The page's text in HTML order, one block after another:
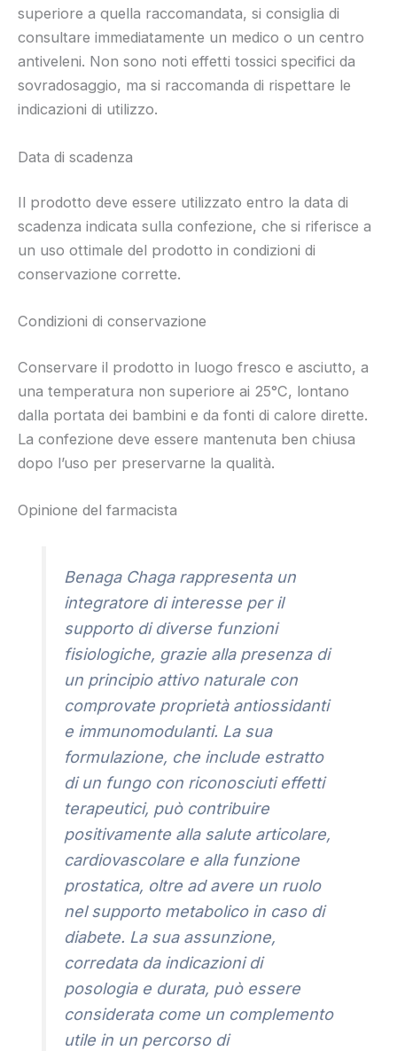
superiore a quella raccomandata, si consiglia di
consultare immediatamente un medico o un centro
antiveleni. Non sono noti effetti tossici specifici da
sovradosaggio, ma si raccomanda di rispettare le
indicazioni di utilizzo.
Data di scadenza
Il prodotto deve essere utilizzato entro la data di
scadenza indicata sulla confezione, che si riferisce a
un uso ottimale del prodotto in condizioni di
conservazione corrette.
Condizioni di conservazione
Conservare il prodotto in luogo fresco e asciutto, a
una temperatura non superiore ai 25°C, lontano
dalla portata dei bambini e da fonti di calore dirette.
La confezione deve essere mantenuta ben chiusa
dopo l’uso per preservarne la qualità.
Opinione del farmacista
Benaga Chaga rappresenta un
integratore di interesse per il
supporto di diverse funzioni
fisiologiche, grazie alla presenza di
un principio attivo naturale con
comprovate proprietà antiossidanti
e immunomodulanti. La sua
formulazione, che include estratto
di un fungo con riconosciuti effetti
terapeutici, può contribuire
positivamente alla salute articolare,
cardiovascolare e alla funzione
prostatica, oltre ad avere un ruolo
nel supporto metabolico in caso di
diabete. La sua assunzione,
corredata da indicazioni di
posologia e durata, può essere
considerata come un complemento
utile in un percorso di